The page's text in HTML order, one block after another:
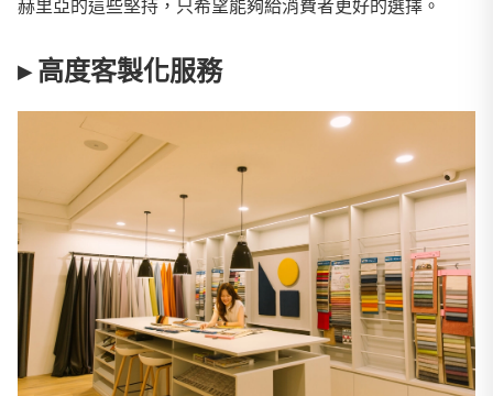
赫里亞的這些堅持，只希望能夠給消費者更好的選擇。
▸ 高度客製化服務